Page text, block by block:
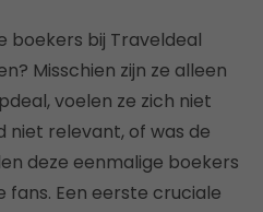
boekers bij Traveldeal
Misschien zijn ze alleen
voelen ze zich niet
niet relevant, of was de
deze eenmalige boekers
fans. Een eerste cruciale